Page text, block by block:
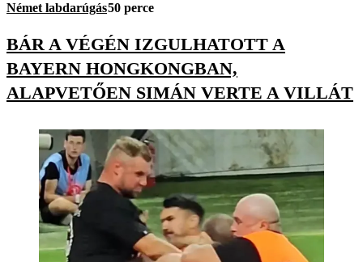
Német labdarúgás50 perce
BÁR A VÉGÉN IZGULHATOTT A
BAYERN HONGKONGBAN,
ALAPVETŐEN SIMÁN VERTE A VILLÁT